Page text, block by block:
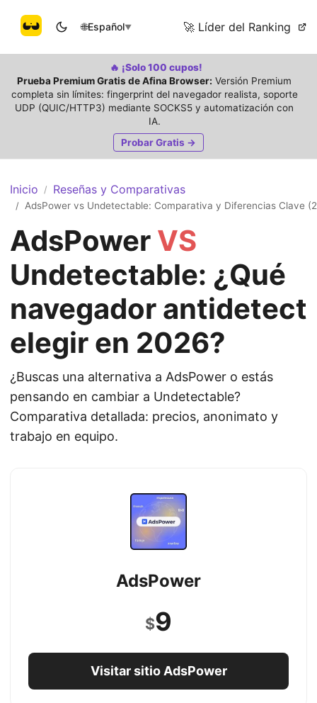
🌐Español▼ 🚀 Líder del Ranking
🔥 ¡Solo 100 cupos!
Prueba Premium Gratis de Afina Browser: Versión Premium
completa sin límites: fingerprint del navegador realista, soporte
UDP (QUIC/HTTP3) mediante SOCKS5 y automatización con
IA.
Probar Gratis →
Inicio / Reseñas y Comparativas
/ AdsPower vs Undetectable: Comparativa y Diferencias Clave
AdsPower VS
Undetectable: ¿Qué
navegador antidetect
elegir en 2026?
¿Buscas una alternativa a AdsPower o estás
pensando en cambiar a Undetectable?
Comparativa detallada: precios, anonimato y
trabajo en equipo.
AdsPower
$9
Visitar sitio AdsPower